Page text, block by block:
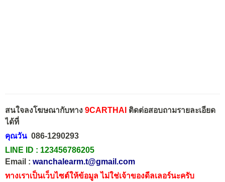
สนใจลงโฆษณากับทาง 9CARTHAI ติดต่อสอบถามรายละเอียด
ได้ที่
คุณวัน 086-1290293
LINE ID : 123456786205
Email : wanchalearm.t@gmail.com
ทางเราเป็นเว็บไซต์ให้ข้อมูล ไม่ใช่เจ้าของดีลเลอร์นะครับ